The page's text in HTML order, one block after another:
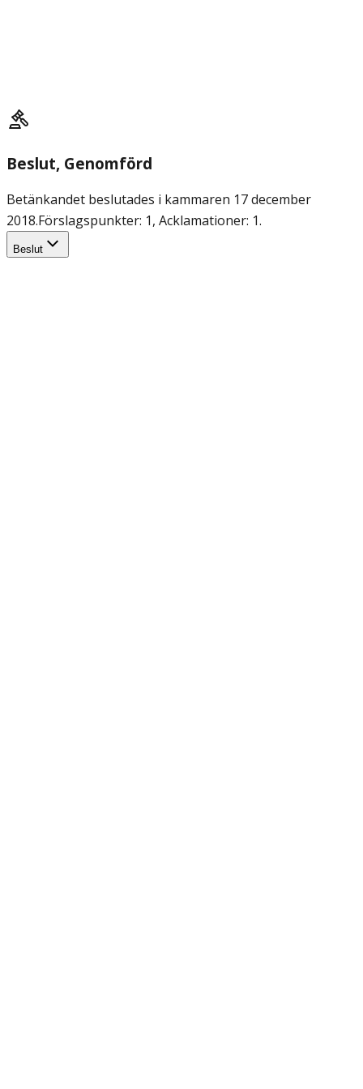
Beslut, Genomförd
Betänkandet beslutades i kammaren 17 december
2018.Förslagspunkter: 1, Acklamationer: 1.
Beslut